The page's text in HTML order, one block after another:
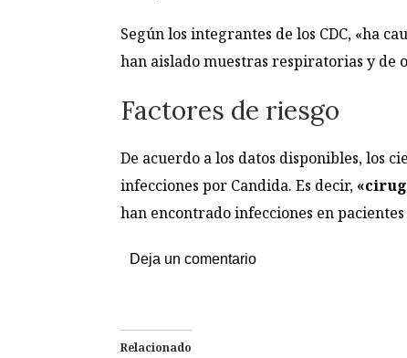
Según los integrantes de los CDC, «ha
han aislado muestras respiratorias y de
Factores de riesgo
De acuerdo a los datos disponibles, los
infecciones por Candida. Es decir,
han encontrado infecciones en
Deja un comentario
Relacionado